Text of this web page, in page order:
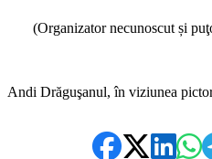
(Organizator necunoscut și
Andi Drăguşanul, în viziunea